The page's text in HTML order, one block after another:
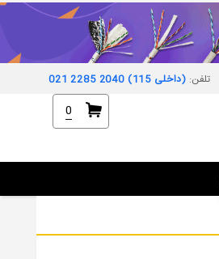
تلفن: 021 2285 2040 (داخلی 115)
0